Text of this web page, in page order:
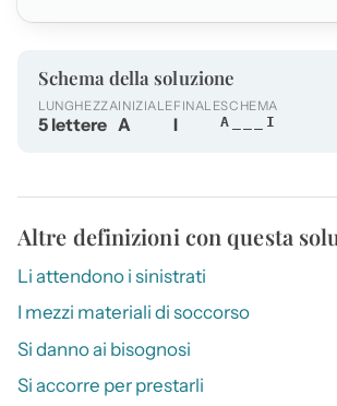
Schema della soluzione
LUNGHEZZA
5 lettere
INIZIALE
A
FINALE
I
SCHEMA
A___I
Altre definizioni con questa
Li attendono i sinistrati
I mezzi materiali di soccorso
Si danno ai bisognosi
Si accorre per prestarli